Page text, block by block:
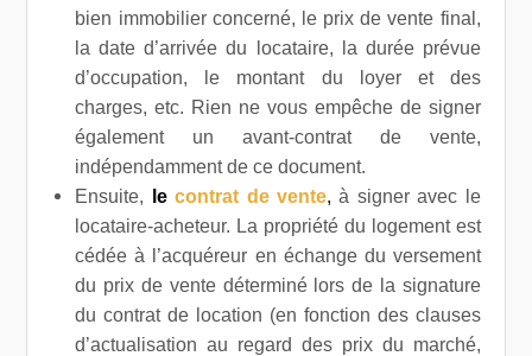
bien immobilier concerné, le prix de vente final,
la date d’arrivée du locataire, la durée prévue
d’occupation, le montant du loyer et des
charges, etc. Rien ne vous empêche de signer
également un avant-contrat de vente,
indépendamment de ce document.
Ensuite,
lecontrat de vente,à signer avec le
locataire-acheteur. La propriété du logement est
cédée à l’acquéreur en échange du versement
du prix de vente déterminé lors de la signature
du contrat de location (en fonction des clauses
d’actualisation au regard des prix du marché,